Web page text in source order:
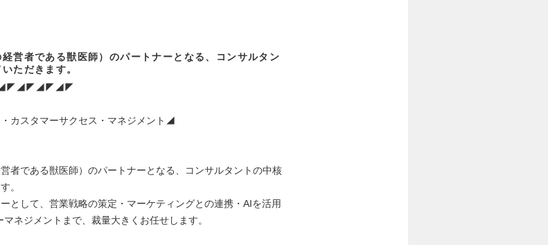
営者である獣医師）のパートナーとなる、コンサルタン
ただきます。
◢◤◢◤◢◤◢◤
カスタマーサクセス・マネジメント◢
者である獣医師）のパートナーとなる、コンサルタントの中核
。
として、営業戦略の策定・マーケティングとの連携・AIを活用
ネジメントまで、裁量大きくお任せします。